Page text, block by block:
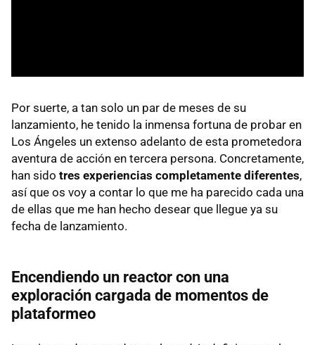
Por suerte, a tan solo un par de meses de su
lanzamiento, he tenido la inmensa fortuna de probar en
Los Ángeles un extenso adelanto de esta prometedora
aventura de acción en tercera persona. Concretamente,
han sido tres experiencias completamente diferentes,
así que os voy a contar lo que me ha parecido cada una
de ellas que me han hecho desear que llegue ya su
fecha de lanzamiento.
Encendiendo un reactor con una
exploración cargada de momentos de
plataformeo